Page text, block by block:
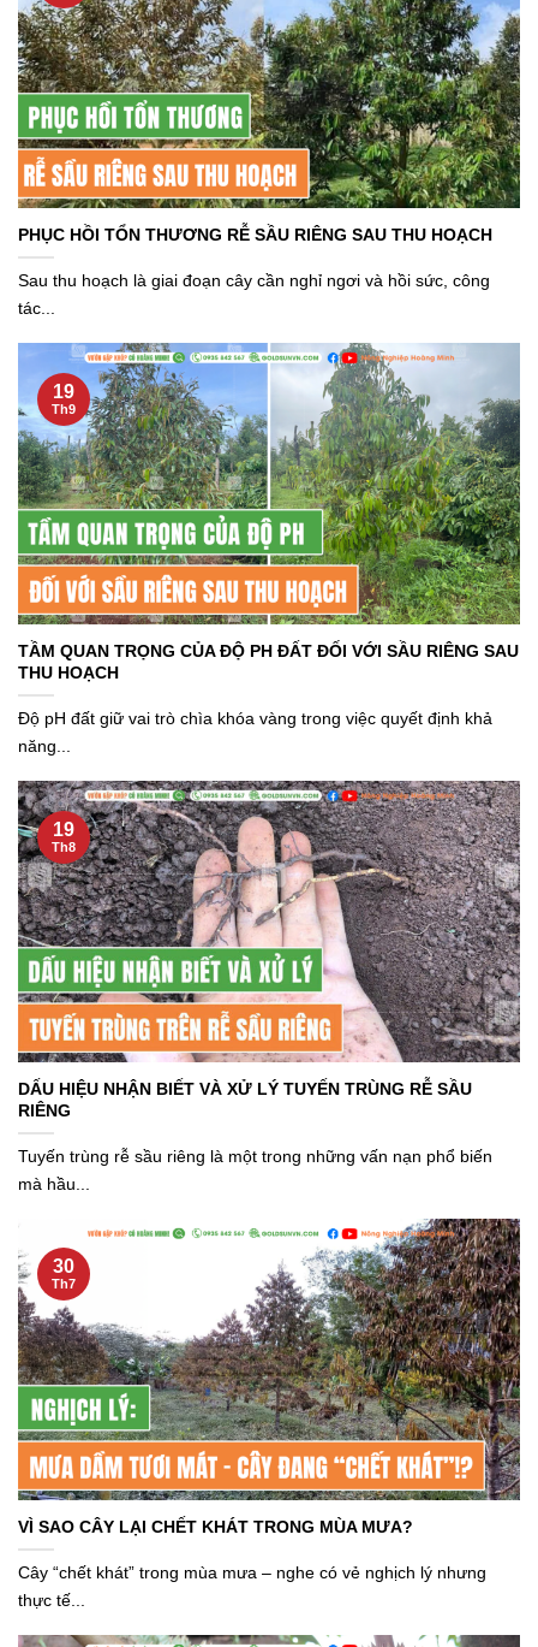
PHỤC HỒI TỔN THƯƠNG RỄ SẦU RIÊNG SAU THU HOẠCH
Sau thu hoạch là giai đoạn cây cần nghỉ ngơi và hồi sức, công
tác...
TẦM QUAN TRỌNG CỦA ĐỘ PH ĐẤT ĐỐI VỚI SẦU RIÊNG SAU
THU HOẠCH
Độ pH đất giữ vai trò chìa khóa vàng trong việc quyết định khả
năng...
19
Th9
DẤU HIỆU NHẬN BIẾT VÀ XỬ LÝ TUYẾN TRÙNG RỄ SẦU
RIÊNG
Tuyến trùng rễ sầu riêng là một trong những vấn nạn phổ biến
mà hầu...
19
Th8
VÌ SAO CÂY LẠI CHẾT KHÁT TRONG MÙA MƯA?
Cây “chết khát” trong mùa mưa – nghe có vẻ nghịch lý nhưng
thực tế...
30
Th7